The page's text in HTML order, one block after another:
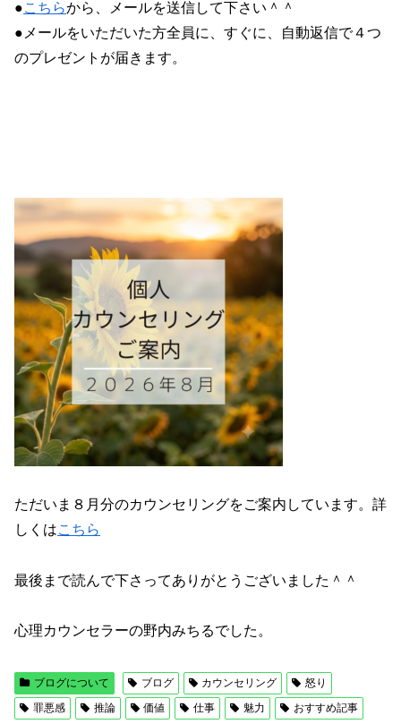
●こちらから、メールを送信して下さい＾＾
●メールをいただいた方全員に、すぐに、自動返信で４つ
のプレゼントが届きます。
ただいま８月分のカウンセリングをご案内しています。詳
しくはこちら
最後まで読んで下さってありがとうございました＾＾
心理カウンセラーの野内みちるでした。
ブログについて ブログ カウンセリング
怒り
罪悪感
推論 価値 仕事 魅力 おすすめ記事